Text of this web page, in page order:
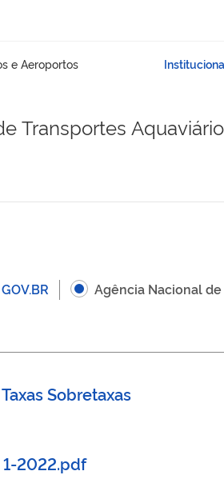
Transportes
GOV.BR Agência Nacional
Sobretaxas
1-2022.pdf